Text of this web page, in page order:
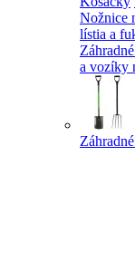
Nožnice
lístia a
a vozíky